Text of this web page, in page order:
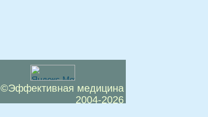
©Эффективная медицина
2004-2026